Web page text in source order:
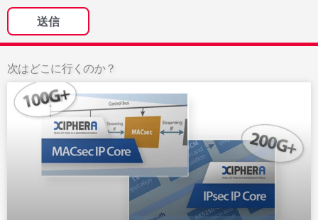
次はどこに行くのか？